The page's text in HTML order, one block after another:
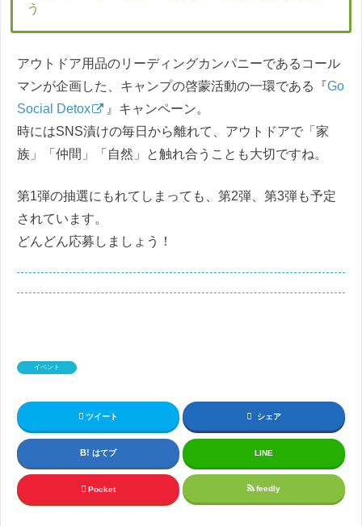
う
アウトドア用品のリーディングカンパニーであるコール
マンが企画した、キャンプの啓蒙活動の一環である『Go
Social Detox
』キャンペーン。
時にはSNS漬けの毎日から離れて、アウトドアで「家
族」「仲間」「自然」と触れ合うことも大切ですね。
第1弾の抽選にもれてしまっても、第2弾、第3弾も予定
されています。
どんどん応募しましょう！
イベント
ツイート シェア
はてブ LINE
Pocket feedly